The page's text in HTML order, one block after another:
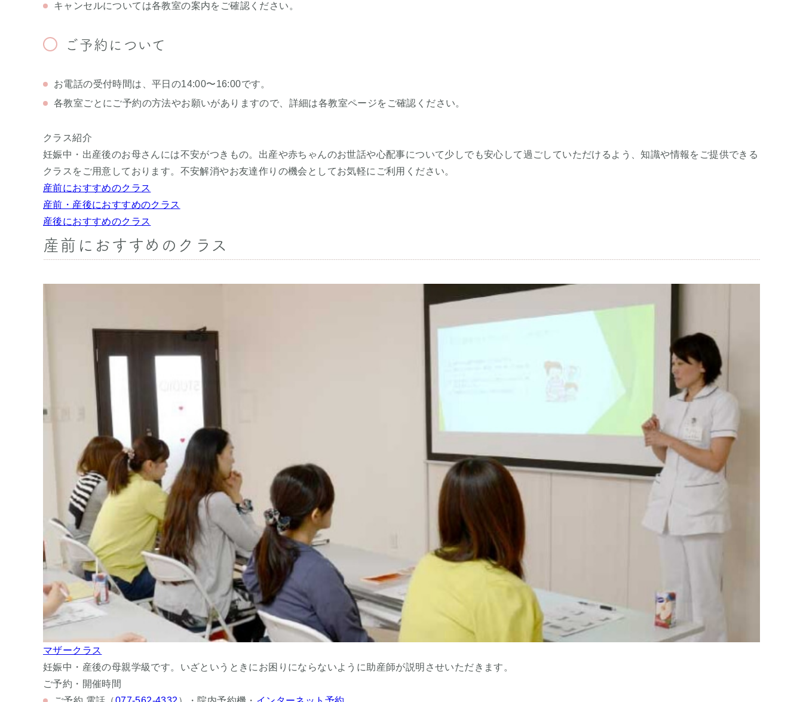
キャンセルについては各教室の案内をご確認ください。
ご予約について
お電話の受付時間は、平日の14:00〜16:00です。
各教室ごとにご予約の方法やお願いがありますので、詳細は各教室ページをご確認ください。
クラス紹介
妊娠中・出産後のお母さんには不安がつきもの。出産や赤ちゃんのお世話や心配事について少しでも安心して過ごしていただけるよう、知識や情報をご提供できる
クラスをご用意しております。不安解消やお友達作りの機会としてお気軽にご利用ください。
産前におすすめのクラス
産前・産後におすすめのクラス
産後におすすめのクラス
産前におすすめのクラス
マザークラス
妊娠中・産後の母親学級です。いざというときにお困りにならないように助産師が説明させいただきます。
ご予約・開催時間